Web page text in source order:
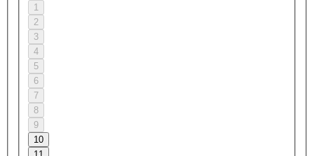
1
2
3
4
5
6
7
8
9
10